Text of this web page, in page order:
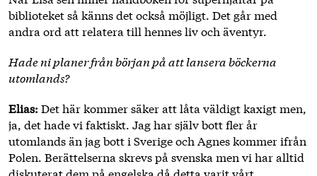
biblioteket så känns det också möjligt. Det går med
andra ord att relatera till hennes liv och äventyr.
Hade ni planer från början på att lansera böckerna
utomlands?
Elias: Det här kommer säker att låta väldigt kaxigt men,
ja, det hade vi faktiskt. Jag har själv bott fler år
utomlands än jag bott i Sverige och Agnes kommer ifrån
Polen. Berättelserna skrevs på svenska men vi har alltid
diskuterat dem på engelska då detta varit vårt